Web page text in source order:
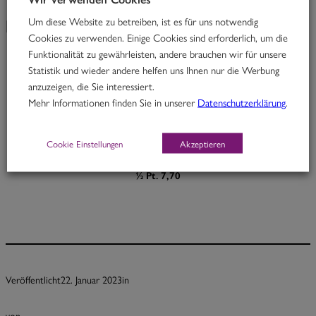
KW 04/23
Rindfleisch in Ingwer-Kokoscurry mit Cashewnüssen & Zucchini
½ Pt. 7,70
Veröffentlicht22. Januar 2023in
Um diese Website zu betreiben, ist es für uns notwendig
Cookies zu verwenden. Einige Cookies sind erforderlich, um die
Funktionalität zu gewährleisten, andere brauchen wir für unsere
Statistik und wieder andere helfen uns Ihnen nur die Werbung
anzuzeigen, die Sie interessiert.
Mehr Informationen finden Sie in unsererDatenschutzerklärung
Cookie Einstellungen Akzeptieren